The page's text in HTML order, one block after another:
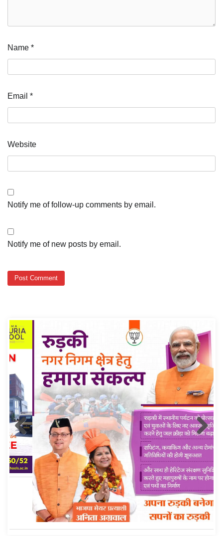
Name *
Email *
Website
Notify me of follow-up comments by email.
Notify me of new posts by email.
Roorkee Hub Post